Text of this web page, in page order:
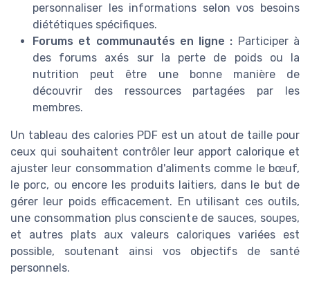
personnaliser les informations selon vos besoins
diététiques spécifiques.
Forums et communautés en ligne : Participer à
des forums axés sur la perte de poids ou la
nutrition peut être une bonne manière de
découvrir des ressources partagées par les
membres.
Un tableau des calories PDF est un atout de taille pour
ceux qui souhaitent contrôler leur apport calorique et
ajuster leur consommation d'aliments comme le bœuf,
le porc, ou encore les produits laitiers, dans le but de
gérer leur poids efficacement. En utilisant ces outils,
une consommation plus consciente de sauces, soupes,
et autres plats aux valeurs caloriques variées est
possible, soutenant ainsi vos objectifs de santé
personnels.